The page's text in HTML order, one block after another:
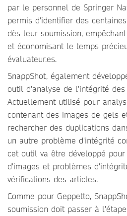
par le personnel de Springer
permis d'identifier des
dès leur soumission,
et économisant le temps
évaluateur.es.
SnappShot, également
outil d'analyse de l'intégrité
Actuellement utilisé pour
contenant des images de gels
rechercher des duplications
un autre problème d'intégrité
cet outil va être développé
d'images et problèmes
vérifications des articles.
Comme pour Geppetto,
soumission doit passer à